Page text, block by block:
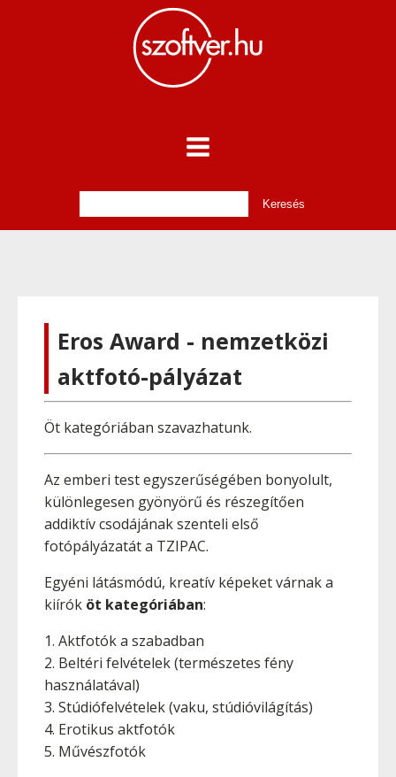
Eros Award - nemzetközi
aktfotó-pályázat
Öt kategóriában szavazhatunk.
Az emberi test egyszerűségében bonyolult,
különlegesen gyönyörű és részegítően
addiktív csodájának szenteli első
fotópályázatát a TZIPAC.
Egyéni látásmódú, kreatív képeket várnak a
kiírók öt kategóriában:
1. Aktfotók a szabadban
2. Beltéri felvételek (természetes fény
használatával)
3. Stúdiófelvételek (vaku, stúdióvilágítás)
4. Erotikus aktfotók
5. Művészfotók